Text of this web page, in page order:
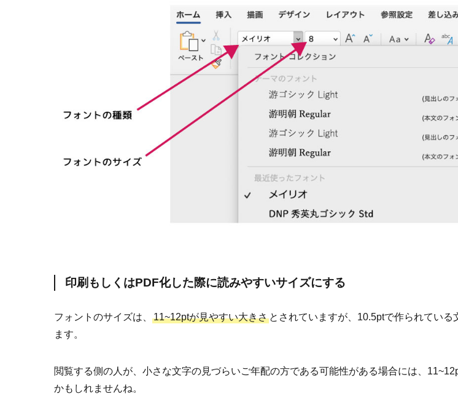
印刷もしくはPDF化した際に読みやすいサイズにする
フォントのサイズは、 11~12ptが見やすい大きさ とされていますが、10.5ptで作られている
ます。
閲覧する側の人が、小さな文字の見づらいご年配の方である可能性がある場合には、
かもしれませんね。